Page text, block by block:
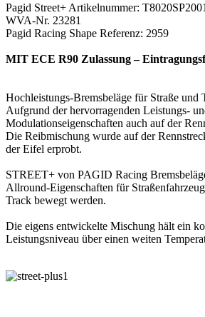
Pagid Street+ Artikelnummer: T8020SP2001
WVA-Nr. 23281
Pagid Racing Shape Referenz: 2959
MIT ECE R90 Zulassung –
Hochleistungs-Bremsbeläge für Straße und
Aufgrund der hervorragenden Leistungs-
Modulationseigenschaften auch auf der
Die Reibmischung wurde auf der
der Eifel erprobt.
STREET+ von PAGID Racing
Allround-Eigenschaften für
Track bewegt werden.
Die eigens entwickelte Mischung hält ein
Leistungsniveau über einen weiten